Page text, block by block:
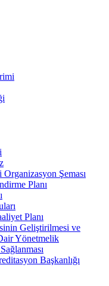
Şeması
Planı
Planı
Geliştirilmesi ve
Yönetmelik
Başkanlığı